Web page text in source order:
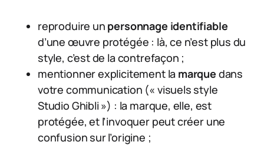
reproduire un personnage identifiable
d’une œuvre protégée : là, ce n’est plus du
style, c’est de la contrefaçon ;
mentionner explicitement la marque dans
votre communication (« visuels style
Studio Ghibli ») : la marque, elle, est
protégée, et l’invoquer peut créer une
confusion sur l’origine ;